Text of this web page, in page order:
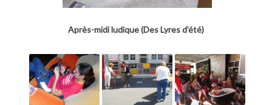
Après-midi ludique (Des Lyres d’été)